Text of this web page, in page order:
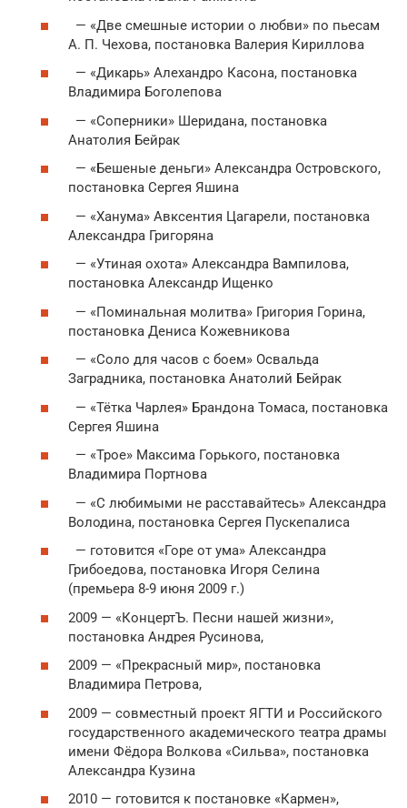
— «Две смешные истории о любви» по пьесам
А. П. Чехова, постановка Валерия Кириллова
— «Дикарь» Алехандро Касона, постановка
Владимира Боголепова
— «Соперники» Шеридана, постановка
Анатолия Бейрак
— «Бешеные деньги» Александра Островского,
постановка Сергея Яшина
— «Ханума» Авксентия Цагарели, постановка
Александра Григоряна
— «Утиная охота» Александра Вампилова,
постановка Александр Ищенко
— «Поминальная молитва» Григория Горина,
постановка Дениса Кожевникова
— «Соло для часов с боем» Освальда
Заградника, постановка Анатолий Бейрак
— «Тётка Чарлея» Брандона Томаса, постановка
Сергея Яшина
— «Трое» Максима Горького, постановка
Владимира Портнова
— «С любимыми не расставайтесь» Александра
Володина, постановка Сергея Пускепалиса
— готовится «Горе от ума» Александра
Грибоедова, постановка Игоря Селина
(премьера 8-9 июня 2009 г.)
2009 — «КонцертЪ. Песни нашей жизни»,
постановка Андрея Русинова,
2009 — «Прекрасный мир», постановка
Владимира Петрова,
2009 — совместный проект ЯГТИ и Российского
государственного академического театра драмы
имени Фёдора Волкова «Сильва», постановка
Александра Кузина
2010 — готовится к постановке «Кармен»,